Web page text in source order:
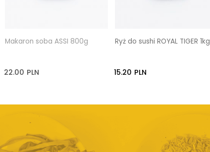
Makaron soba ASSI 800g
22.00 PLN
Ryż do sushi ROYAL TIGER 1kg
15.20 PLN